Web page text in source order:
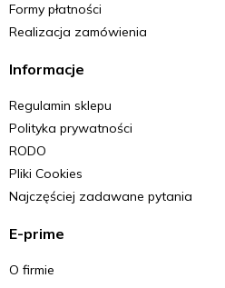
Formy płatności
Realizacja zamówienia
Informacje
Regulamin sklepu
Polityka prywatności
RODO
Pliki Cookies
Najczęściej zadawane pytania
E-prime
O firmie